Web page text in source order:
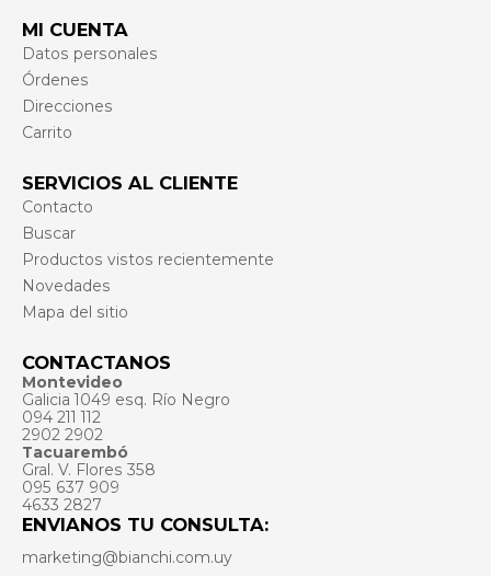
MI CUENTA
Datos personales
Órdenes
Direcciones
Carrito
SERVICIOS AL CLIENTE
Contacto
Buscar
Productos vistos recientemente
Novedades
Mapa del sitio
CONTACTANOS
Montevideo
Galicia 1049 esq. Río Negro
094 211 112
2902 2902
Tacuarembó
Gral. V. Flores 358
095 637 909
4633 2827
ENVIANOS TU CONSULTA:
marketing@bianchi.com.uy